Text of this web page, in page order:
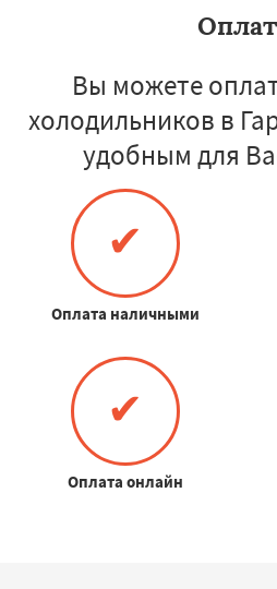
Вы можете
холодильников в
удобным для
✔
Оплата наличными
✔
Оплата онлайн